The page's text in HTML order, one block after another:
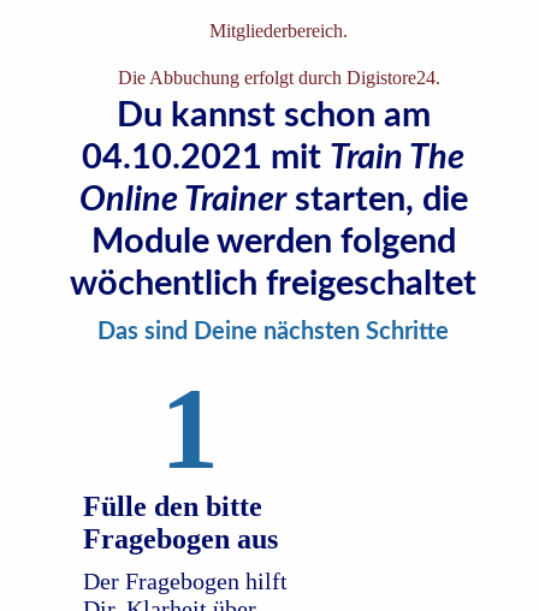
Mitgliederbereich.
Die Abbuchung erfolgt durch Digistore24.
Du kannst schon am
04.10.2021 mit Train The
Online Trainerstarten, die
Module werden folgend
wöchentlich freigeschaltet
Das sind Deine nächsten Schritte
1
Fülle den bitte
Fragebogen aus
Der Fragebogen hilft